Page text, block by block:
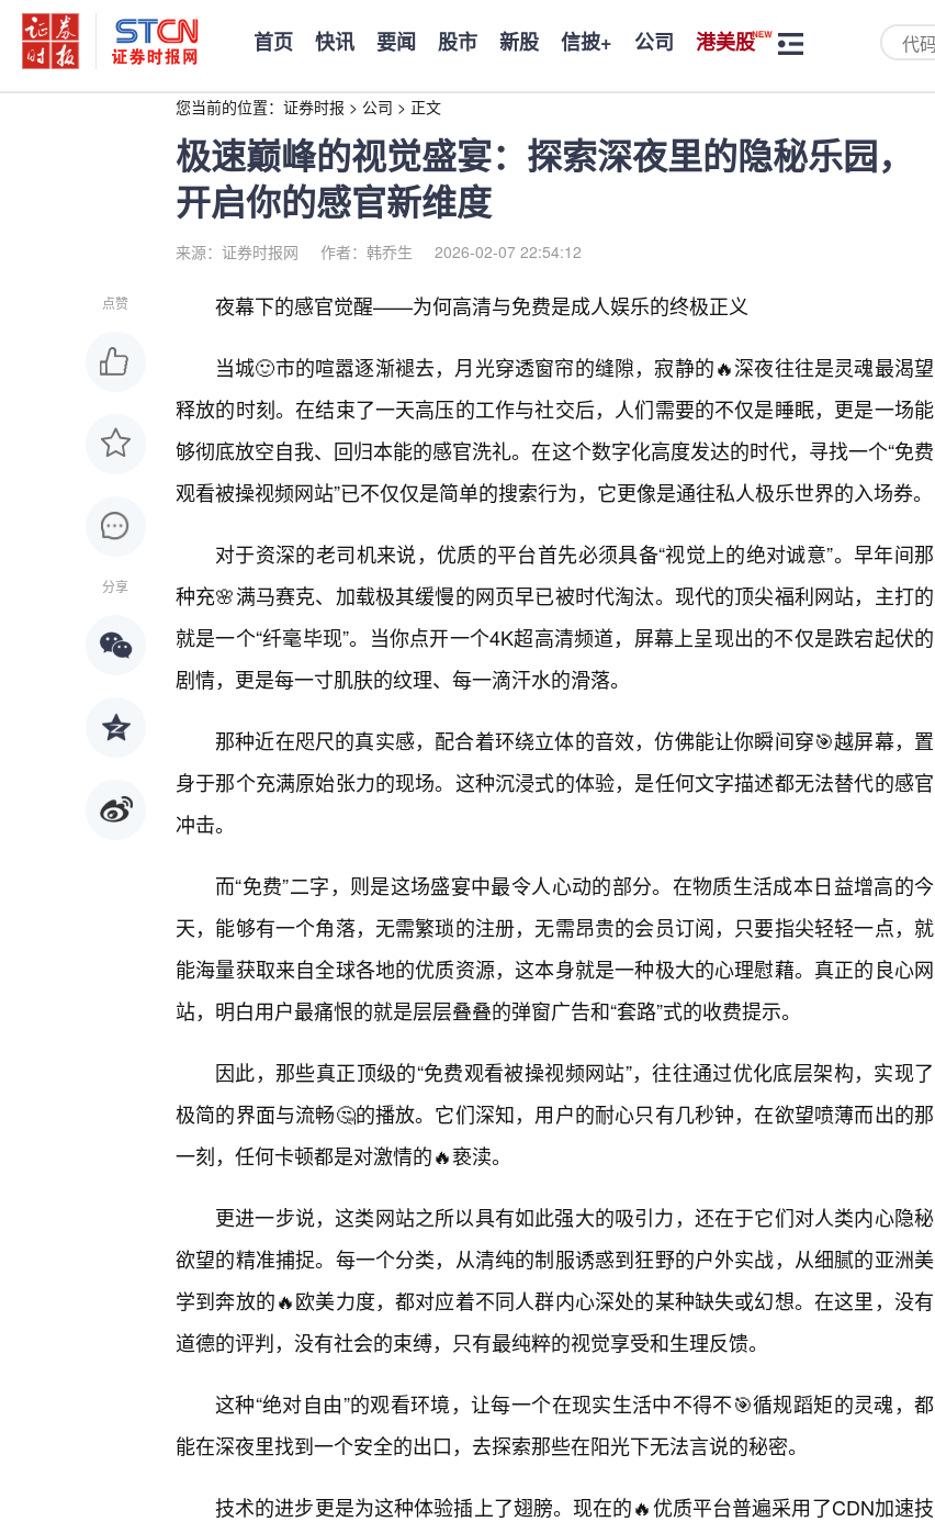
首页 快讯 要闻 股市 新股 信披+ 公司 港美股
您当前的位置： 证券时报 > 公司 > 正文
极速巅峰的视觉盛宴：探索深夜里的隐秘乐园，
开启你的感官新维度
来源：证券时报网 作者：韩乔生 2026-02-07 22:54:12
点赞
分享
夜幕下的感官觉醒——为何高清与免费是成人娱乐的终极正义
当城🙂市的喧嚣逐渐褪去，月光穿透窗帘的缝隙，寂静的🔥深夜往往是灵魂最渴望
释放的时刻。在结束了一天高压的工作与社交后，人们需要的不仅是睡眠，更是一场能
够彻底放空自我、回归本能的感官洗礼。在这个数字化高度发达的时代，寻找一个“免费
观看被操视频网站”已不仅仅是简单的搜索行为，它更像是通往私人极乐世界的入场券。
对于资深的老司机来说，优质的平台首先必须具备“视觉上的绝对诚意”。早年间那
种充🌸满马赛克、加载极其缓慢的网页早已被时代淘汰。现代的顶尖福利网站，主打的
就是一个“纤毫毕现”。当你点开一个4K超高清频道，屏幕上呈现出的不仅是跌宕起伏的
剧情，更是每一寸肌肤的纹理、每一滴汗水的滑落。
那种近在咫尺的真实感，配合着环绕立体的音效，仿佛能让你瞬间穿🎯越屏幕，置
身于那个充满原始张力的现场。这种沉浸式的体验，是任何文字描述都无法替代的感官
冲击。
而“免费”二字，则是这场盛宴中最令人心动的部分。在物质生活成本日益增高的今
天，能够有一个角落，无需繁琐的注册，无需昂贵的会员订阅，只要指尖轻轻一点，就
能海量获取来自全球各地的优质资源，这本身就是一种极大的心理慰藉。真正的良心网
站，明白用户最痛恨的就是层层叠叠的弹窗广告和“套路”式的收费提示。
因此，那些真正顶级的“免费观看被操视频网站”，往往通过优化底层架构，实现了
极简的界面与流畅🤔的播放。它们深知，用户的耐心只有几秒钟，在欲望喷薄而出的那
一刻，任何卡顿都是对激情的🔥亵渎。
更进一步说，这类网站之所以具有如此强大的吸引力，还在于它们对人类内心隐秘
欲望的精准捕捉。每一个分类，从清纯的制服诱惑到狂野的户外实战，从细腻的亚洲美
学到奔放的🔥欧美力度，都对应着不同人群内心深处的某种缺失或幻想。在这里，没有
道德的评判，没有社会的束缚，只有最纯粹的视觉享受和生理反馈。
这种“绝对自由”的观看环境，让每一个在现实生活中不得不🎯循规蹈矩的灵魂，都
能在深夜里找到一个安全的出口，去探索那些在阳光下无法言说的秘密。
技术的进步更是为这种体验插上了翅膀。现在的🔥优质平台普遍采用了CDN加速技